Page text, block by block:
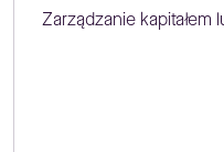
Zarządzanie